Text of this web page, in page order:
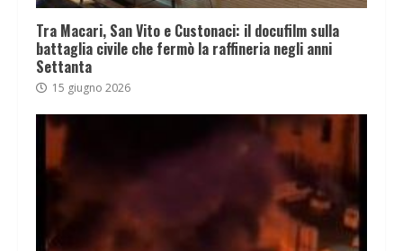
Tra Macari, San Vito e Custonaci: il docufilm sulla
battaglia civile che fermò la raffineria negli anni
Settanta
15 giugno 2026